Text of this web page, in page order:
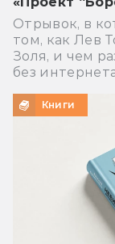
Отрывок, в
том, как Лев
Золя, и чем
без
Книги